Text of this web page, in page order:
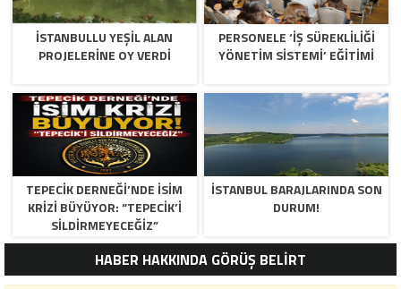
İSTANBULLU YEŞİL ALAN
PROJELERİNE OY VERDİ
PERSONELE ‘İŞ SÜREKLİLİĞİ
YÖNETİM SİSTEMİ’ EĞİTİMİ
TEPECİK DERNEĞİ’NDE İSİM
KRİZİ BÜYÜYOR: “TEPECİK’İ
SİLDİRMEYECEĞİZ”
İSTANBUL BARAJLARINDA SON
DURUM!
HABER HAKKINDA GÖRÜŞ BELİRT